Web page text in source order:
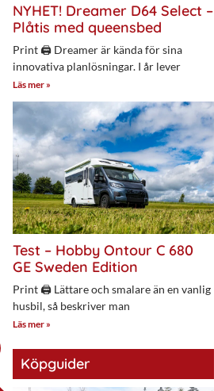
NYHET! Dreamer D64 Select –
Plåtis med queensbed
Print 🖨 Dreamer är kända för sina
innovativa planlösningar. I år lever
Läs mer »
Test – Hobby Ontour C 680
GE Sweden Edition
Print 🖨 Lättare och smalare än en vanlig
husbil, så beskriver man
Läs mer »
Köpguider